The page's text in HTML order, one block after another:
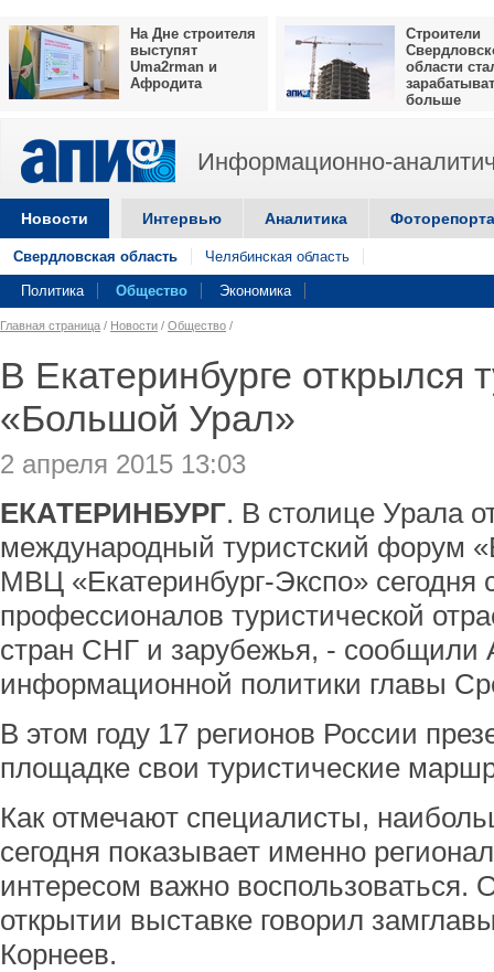
На Дне строителя
выступят
Uma2rman и
Афродита
Строители
области
больше
Информационно-
Новости Интервью Аналитика
Свердловская область Челябинская область
Политика Общество Экономика
Главная страница / Новости / Общество /
В Екатеринбурге открылся
«Большой Урал»
2 апреля 2015 13:03
ЕКАТЕРИНБУРГ. В столице Урала
международный туристский форум
МВЦ «Екатеринбург-Экспо» сегодня
профессионалов туристической
стран СНГ и зарубежья, - сообщили
информационной политики главы
В этом году 17 регионов России
площадке свои туристические
Как отмечают специалисты,
сегодня показывает именно
интересом важно воспользоваться.
открытии выставке говорил
Корнеев.